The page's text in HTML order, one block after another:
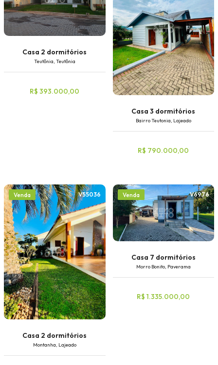
Casa 2 dormitórios
Teutônia, Teutônia
R$ 393.000,00
Casa 3 dormitórios
Bairro Teutonia, Lajeado
R$ 790.000,00
Venda V55036
Casa 2 dormitórios
Montanha, Lajeado
Venda V6976
Casa 7 dormitórios
Morro Bonito, Paverama
R$ 1.335.000,00